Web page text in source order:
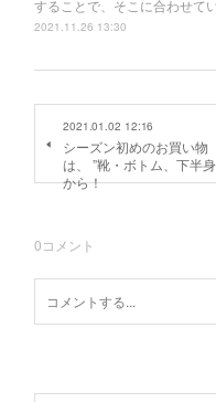
することで、そこに合わせて
2021.11.26 13:30
2021.01.02 12:16
シーズン初めのお買い物
は、 ”靴・ボトム、下半身
から！
0コメント